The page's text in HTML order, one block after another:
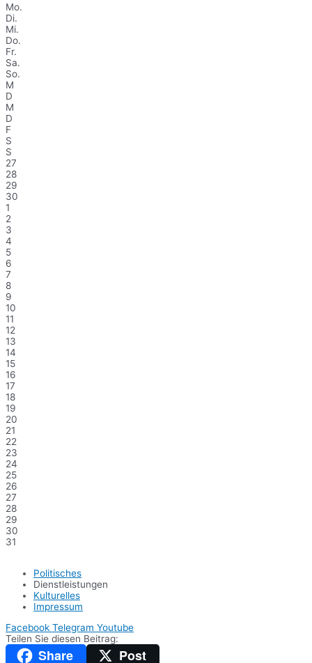
Mo.
Di.
Mi.
Do.
Fr.
Sa.
So.
M
D
M
D
F
S
S
27
28
29
30
1
2
3
4
5
6
7
8
9
10
11
12
13
14
15
16
17
18
19
20
21
22
23
24
25
26
27
28
29
30
31
Politisches
Dienstleistungen
Kulturelles
Impressum
Facebook Telegram Youtube
Teilen Sie diesen Beitrag:
Share Post